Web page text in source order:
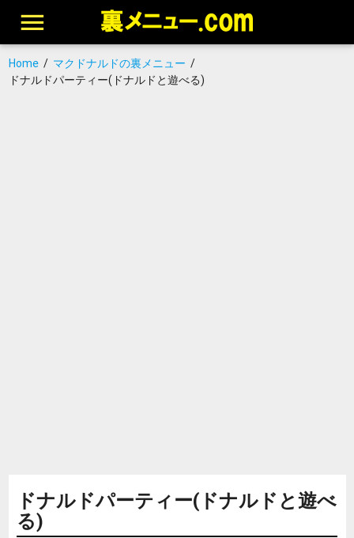
Home/ マクドナルドの裏メニュー /
ドナルドパーティー(ドナルドと遊べる)
ドナルドパーティー(ドナルドと遊べ
る)